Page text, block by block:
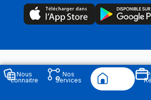
Nous
connaitre
Nos
Services